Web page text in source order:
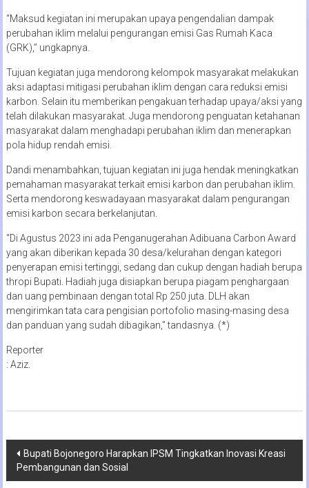
“Maksud kegiatan ini merupakan upaya pengendalian dampak
perubahan iklim melalui pengurangan emisi Gas Rumah Kaca
(GRK),” ungkapnya.
Tujuan kegiatan juga mendorong kelompok masyarakat melakukan
aksi adaptasi mitigasi perubahan iklim dengan cara reduksi emisi
karbon. Selain itu memberikan pengakuan terhadap upaya/aksi yang
telah dilakukan masyarakat. Juga mendorong penguatan ketahanan
masyarakat dalam menghadapi perubahan iklim dan menerapkan
pola hidup rendah emisi.
Dandi menambahkan, tujuan kegiatan ini juga hendak meningkatkan
pemahaman masyarakat terkait emisi karbon dan perubahan iklim.
Serta mendorong keswadayaan masyarakat dalam pengurangan
emisi karbon secara berkelanjutan.
“Di Agustus 2023 ini ada Penganugerahan Adibuana Carbon Award
yang akan diberikan kepada 30 desa/kelurahan dengan kategori
penyerapan emisi tertinggi, sedang dan cukup dengan hadiah berupa
thropi Bupati. Hadiah juga disiapkan berupa piagam penghargaan
dan uang pembinaan dengan total Rp 250 juta. DLH akan
mengirimkan tata cara pengisian portofolio masing-masing desa
dan panduan yang sudah dibagikan,” tandasnya. (*)
Reporter
: Aziz.
Navigasi
pos
Bupati Bojonegoro Harapkan IPSM Tingkatkan Inovasi Kreasi
Pembangunan dan Sosial